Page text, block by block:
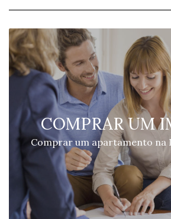
COMPRAR UM
Comprar um apartamento na